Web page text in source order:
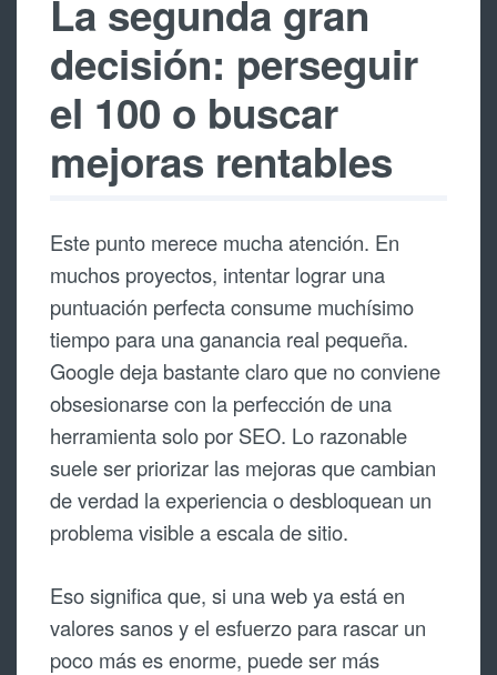
La segunda gran
decisión: perseguir
el 100 o buscar
mejoras rentables
Este punto merece mucha atención. En
muchos proyectos, intentar lograr una
puntuación perfecta consume muchísimo
tiempo para una ganancia real pequeña.
Google deja bastante claro que no conviene
obsesionarse con la perfección de una
herramienta solo por SEO. Lo razonable
suele ser priorizar las mejoras que cambian
de verdad la experiencia o desbloquean un
problema visible a escala de sitio.
Eso significa que, si una web ya está en
valores sanos y el esfuerzo para rascar un
poco más es enorme, puede ser más